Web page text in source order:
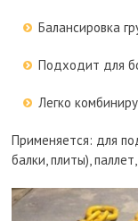
Балансировка
Подходит для
Легко
Применяется: для
балки, плиты),